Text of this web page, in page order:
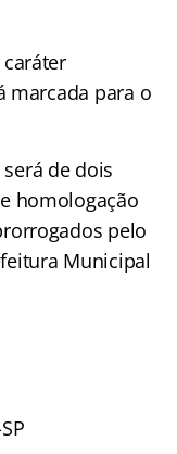
marcada para o
de dois
homologação
pelo
Municipal